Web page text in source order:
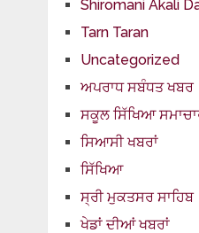
Shiromani Akali
Tarn Taran
Uncategorized
ਅਪਰਾਧ ਸਬੰਧਤ ਖਬਰ
ਸਕੂਲ ਸਿੱਖਿਆ
ਸਿਆਸੀ ਖਬਰਾਂ
ਸਿੱਖਿਆ
ਸ੍ਰੀ ਮੁਕਤਸਰ ਸਾਹਿਬ
ਖੇਡਾਂ ਦੀਆਂ ਖਬਰਾਂ